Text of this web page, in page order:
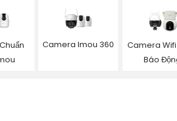
Camera Imou 360
Camera
Báo